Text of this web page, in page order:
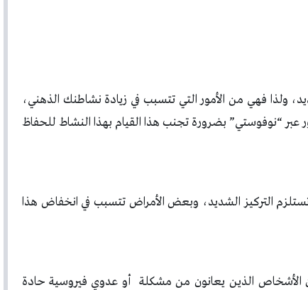
ولذا فهي من الأمور التي تتسبب في زيادة نشاطنك الذهني،
“نوفوستي” بضرورة تجنب هذا القيام بهذا النشاط للحفاظ
التركيز الشديد، وبعض الأمراض تتسبب في انخفاض هذا
الأشخاص الذين يعانون من مشكلة أو عدوي فيروسية حادة